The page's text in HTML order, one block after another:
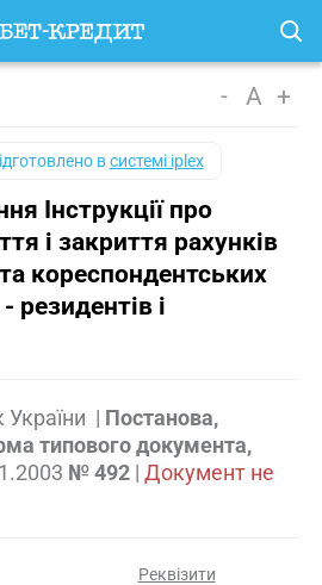
- A +
всистемі iplex
Інструкції про
і закриття рахунків
та кореспондентських
резидентів і
| Постанова,
типового документа,
№ 492 | Документ не
Реквізити